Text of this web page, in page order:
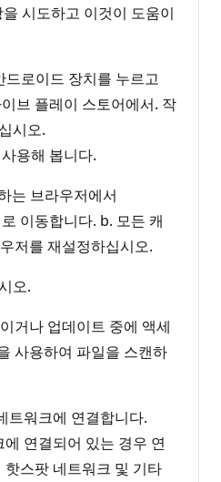
시도하고 이것이 도움이
로이드 장치를 누르고
브 플레이 스토어에서. 작
시오.
용해 봅니다.
는 브라우저에서
로 이동합니다. b. 모든 캐
저를 재설정하십시오.
오.
거나 업데이트 중에 액세
사용하여 파일을 스캔하
트워크에 연결합니다.
연결되어 있는 경우 연
핫스팟 네트워크 및 기타